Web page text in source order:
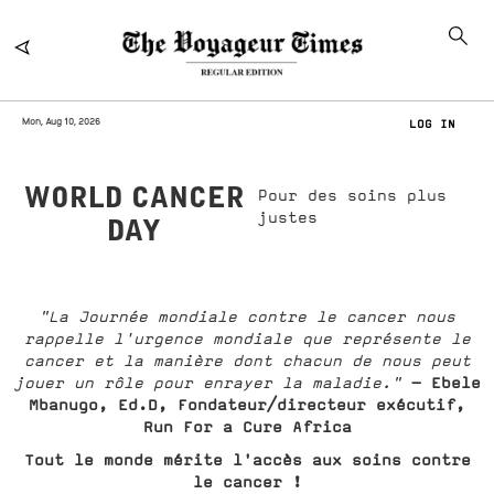
Mon, Aug 10, 2026 LOG IN
WORLD CANCER
DAY
Pour des soins plus
justes
"La Journée mondiale contre le cancer nous
rappelle l'urgence mondiale que représente le
cancer et la manière dont chacun de nous peut
jouer un rôle pour enrayer la maladie."- Ebele
Mbanugo, Ed.D, Fondateur/directeur exécutif,
Run For a Cure Africa
Tout le monde mérite l'accès aux soins contre
le cancer !